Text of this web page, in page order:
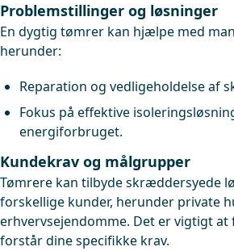
Problemstillinger og løsninger
En dygtig tømrer kan hjælpe med
herunder:
Reparation og vedligeholdelse af
Fokus på effektive
energiforbruget.
Kundekrav og målgrupper
Tømrere kan tilbyde skræddersyede
forskellige kunder, herunder private
erhvervsejendomme. Det er vigtigt at
forstår dine specifikke krav.